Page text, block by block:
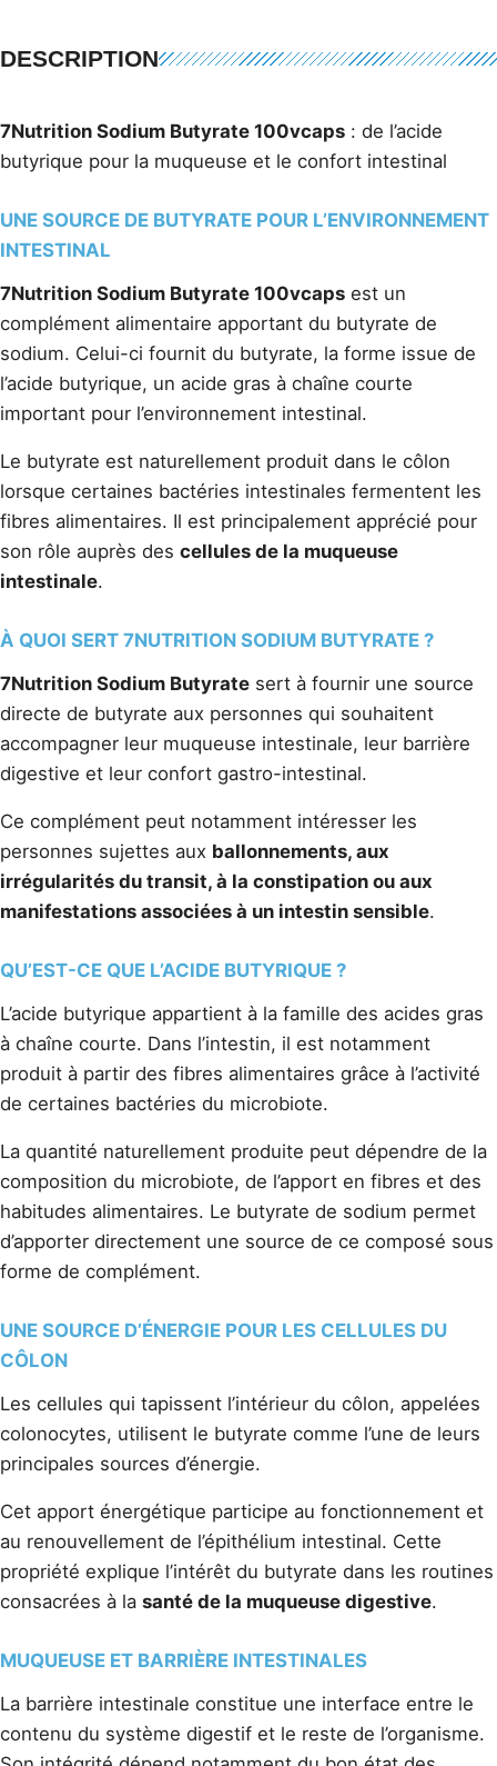
DESCRIPTION
7Nutrition Sodium Butyrate 100vcaps : de l’acide
butyrique pour la muqueuse et le confort intestinal
UNE SOURCE DE BUTYRATE POUR L’ENVIRONNEMENT
INTESTINAL
7Nutrition Sodium Butyrate 100vcaps est un
complément alimentaire apportant du butyrate de
sodium. Celui-ci fournit du butyrate, la forme issue de
l’acide butyrique, un acide gras à chaîne courte
important pour l’environnement intestinal.
Le butyrate est naturellement produit dans le côlon
lorsque certaines bactéries intestinales fermentent les
fibres alimentaires. Il est principalement apprécié pour
son rôle auprès des cellules de la muqueuse
intestinale.
À QUOI SERT 7NUTRITION SODIUM BUTYRATE ?
7Nutrition Sodium Butyrate sert à fournir une source
directe de butyrate aux personnes qui souhaitent
accompagner leur muqueuse intestinale, leur barrière
digestive et leur confort gastro-intestinal.
Ce complément peut notamment intéresser les
personnes sujettes aux ballonnements, aux
irrégularités du transit, à la constipation ou aux
manifestations associées à un intestin sensible.
QU’EST-CE QUE L’ACIDE BUTYRIQUE ?
L’acide butyrique appartient à la famille des acides gras
à chaîne courte. Dans l’intestin, il est notamment
produit à partir des fibres alimentaires grâce à l’activité
de certaines bactéries du microbiote.
La quantité naturellement produite peut dépendre de la
composition du microbiote, de l’apport en fibres et des
habitudes alimentaires. Le butyrate de sodium permet
d’apporter directement une source de ce composé sous
forme de complément.
UNE SOURCE D’ÉNERGIE POUR LES CELLULES DU
CÔLON
Les cellules qui tapissent l’intérieur du côlon, appelées
colonocytes, utilisent le butyrate comme l’une de leurs
principales sources d’énergie.
Cet apport énergétique participe au fonctionnement et
au renouvellement de l’épithélium intestinal. Cette
propriété explique l’intérêt du butyrate dans les routines
consacrées à la santé de la muqueuse digestive.
MUQUEUSE ET BARRIÈRE INTESTINALES
La barrière intestinale constitue une interface entre le
contenu du système digestif et le reste de l’organisme.